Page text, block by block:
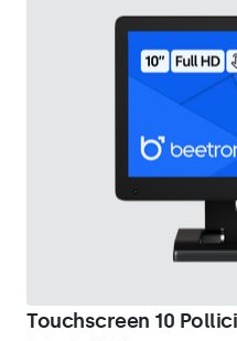
Touchscreen 10 Pollici